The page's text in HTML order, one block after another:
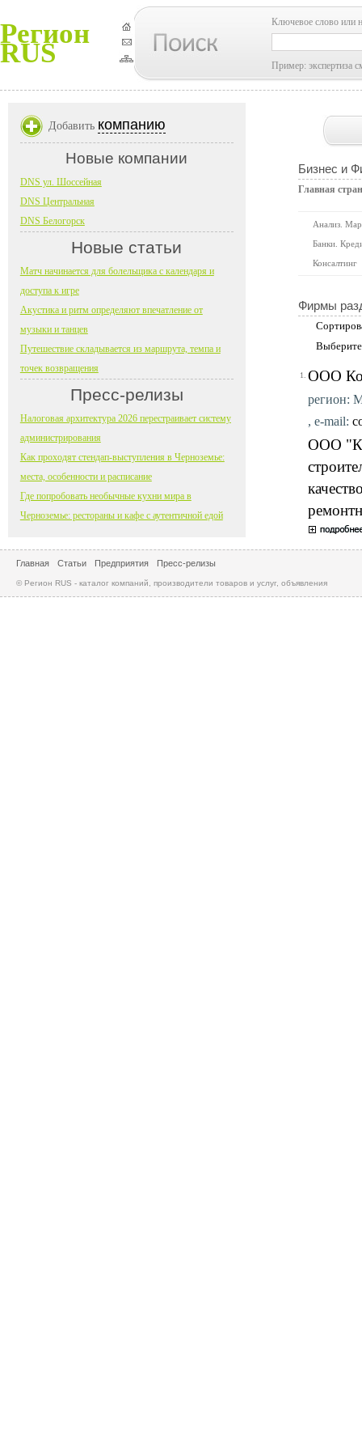
Регион
RUS
Ключевое слово или
Пример: экспертиза
Бизнес и
Главная
Анализ.
Банки.
Консалтинг
Фирмы
1. ООО
регион:
, e-mail:
ООО
Добавить компанию
Новые компании
DNS ул. Шоссейная
DNS Центральная
DNS Белогорск
Новые статьи
Матч начинается для болельщика с календаря и
доступа к игре
Акустика и ритм определяют впечатление от
музыки и танцев
Путешествие складывается из маршрута, темпа и
точек возвращения
Пресс-релизы
Налоговая архитектура 2026 перестраивает систему
администрирования
Как проходят стендап-выступления в Черноземье:
места, особенности и расписание
Где попробовать необычные кухни мира в
Черноземье: рестораны и кафе с аутентичной едой
Главная Статьи Предприятия Пресс-релизы
© Регион RUS - каталог компаний, производители товаров и услуг, объявления